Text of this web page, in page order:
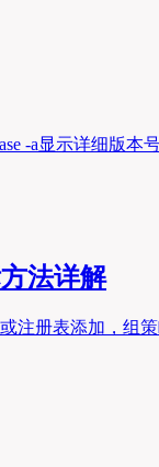
-a显示详细版本
法详解
注册表添加，